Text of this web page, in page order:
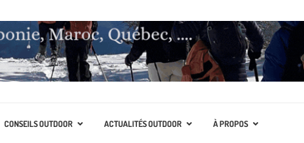
CONSEILS OUTDOOR ACTUALITÉS OUTDOOR À PROPOS